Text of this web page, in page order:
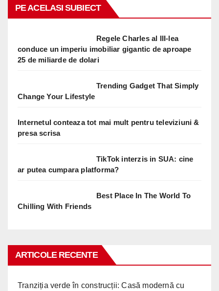
PE ACELASI SUBIECT
Regele Charles al III-lea
conduce un imperiu imobiliar gigantic de aproape
25 de miliarde de dolari
Trending Gadget That Simply
Change Your Lifestyle
Internetul conteaza tot mai mult pentru televiziuni &
presa scrisa
TikTok interzis in SUA: cine
ar putea cumpara platforma?
Best Place In The World To
Chilling With Friends
ARTICOLE RECENTE
Tranziția verde în construcții: Casă modernă cu